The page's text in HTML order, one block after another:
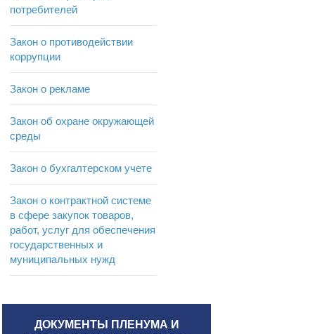
потребителей
Закон о противодействии
коррупции
Закон о рекламе
Закон об охране окружающей
среды
Закон о бухгалтерском учете
Закон о контрактной системе
в сфере закупок товаров,
работ, услуг для обеспечения
государственных и
муниципальных нужд
ДОКУМЕНТЫ ПЛЕНУМА И